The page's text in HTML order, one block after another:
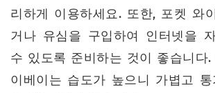
리하게 이용하세요. 또한, 포켓 와
거나 유심을 구입하여 인터넷을
수 있도록 준비하는 것이 좋습니다
이베이는 습도가 높으니 가볍고